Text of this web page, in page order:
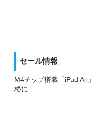
セール情報
M4チップ搭載「iPad Air」
格に